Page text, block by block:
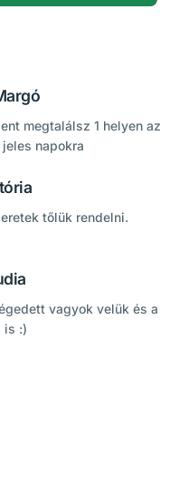
megtalálsz 1 helyen az
napokra
tőlük rendelni.
vagyok velük és a
is :)